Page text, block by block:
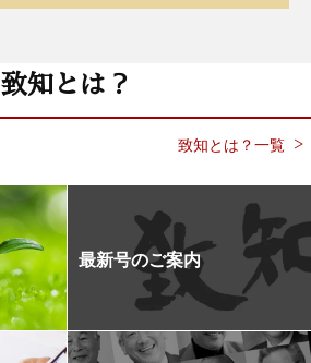
致知とは？
致知とは？一覧
最新号のご案内